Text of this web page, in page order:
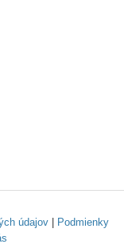
údajov|
Podmienky